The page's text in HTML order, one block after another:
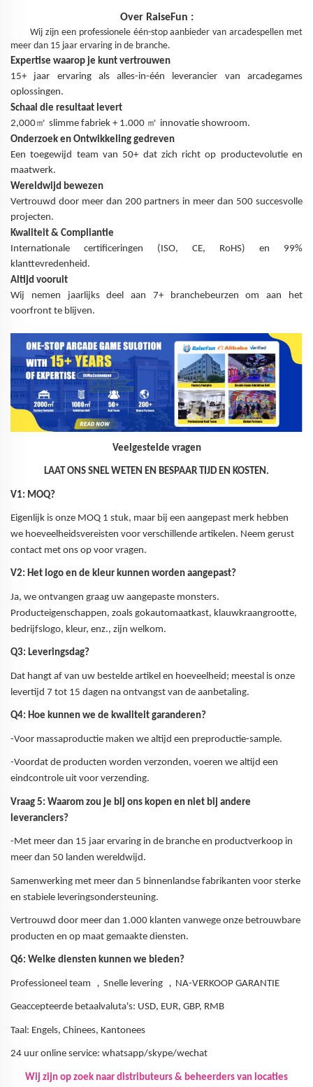
Over RaiseFun :
Wij zijn een professionele één-stop aanbieder van arcadespellen met
meer dan 15 jaar ervaring in de branche.
Expertise waarop je kunt vertrouwen
15+ jaar ervaring als alles-in-één leverancier van arcadegames
oplossingen.
Schaal die resultaat levert
2,000㎡ slimme fabriek + 1.000 ㎡ innovatie showroom.
Onderzoek en Ontwikkeling gedreven
Een toegewijd team van 50+ dat zich richt op productevolutie en
maatwerk.
Wereldwijd bewezen
Vertrouwd door meer dan 200 partners in meer dan 500 succesvolle
projecten.
Kwaliteit & Compliantie
Internationale certificeringen (ISO, CE, RoHS) en 99%
klanttevredenheid.
Altijd vooruit
Wij nemen jaarlijks deel aan 7+ branchebeurzen om aan het
voorfront te blijven.
Veelgestelde vragen
LAAT ONS SNEL WETEN EN BESPAAR TIJD EN KOSTEN.
V1: MOQ?
Eigenlijk is onze MOQ 1 stuk, maar bij een aangepast merk hebben
we hoeveelheidsvereisten voor verschillende artikelen. Neem gerust
contact met ons op voor vragen.
V2: Het logo en de kleur kunnen worden aangepast?
Ja, we ontvangen graag uw aangepaste monsters.
Producteigenschappen, zoals gokautomaatkast, klauwkraangrootte,
bedrijfslogo, kleur, enz., zijn welkom.
Q3: Leveringsdag?
Dat hangt af van uw bestelde artikel en hoeveelheid; meestal is onze
levertijd 7 tot 15 dagen na ontvangst van de aanbetaling.
Q4: Hoe kunnen we de kwaliteit garanderen?
-Voor massaproductie maken we altijd een preproductie-sample.
-Voordat de producten worden verzonden, voeren we altijd een
eindcontrole uit voor verzending.
Vraag 5: Waarom zou je bij ons kopen en niet bij andere
leveranciers?
-Met meer dan 15 jaar ervaring in de branche en productverkoop in
meer dan 50 landen wereldwijd.
Samenwerking met meer dan 5 binnenlandse fabrikanten voor sterke
en stabiele leveringsondersteuning.
Vertrouwd door meer dan 1.000 klanten vanwege onze betrouwbare
producten en op maat gemaakte diensten.
Q6: Welke diensten kunnen we bieden?
Professioneel team ， Snelle levering ， NA-VERKOOP GARANTIE
Geaccepteerde betaalvaluta's: USD, EUR, GBP, RMB
Taal: Engels, Chinees, Kantonees
24 uur online service: whatsapp/skype/wechat
Wij zijn op zoek naar distributeurs & beheerders van locaties